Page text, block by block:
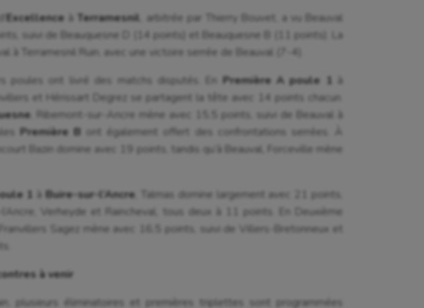
Excellence à Terramesnil , arbitrée par Thierry Bouvet, a vu Beauval
suivi de Beauquesne D (14 points) et Beauquesne B (11 points). La
à Terramesnil Ruin, avec une victoire serrée de Beauval (7-4).
poules ont livré des matchs disputés. En Première A poule 1 à
et Hérissart Degrez se partagent la tête avec 14 points chacun.
, Ribemont-sur-Ancre mène avec 15,5 points, suivi de Beauval à
Première B ont également offert des confrontations serrées. À
Bazin domine avec 19 points, tandis qu’à Beauval, Forceville mène
1 àBuire-sur-l’Ancre , Talmas domine largement avec 21 points,
l’Ancre, Verheyde et Raincheval, tous deux à 11 points. En Deuxième
Sagez mène avec 16,5 points, suivi de Villers-Bretonneux et
à venir
plusieurs éliminatoires et premières triplettes sont programmées